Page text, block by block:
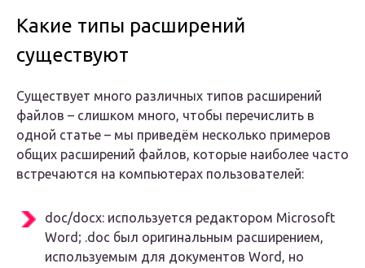
Какие типы расширений
существуют
Существует много различных типов расширений
файлов – слишком много, чтобы перечислить в
одной статье – мы приведём несколько примеров
общих расширений файлов, которые наиболее часто
встречаются на компьютерах пользователей:
doc/docx: используется редактором Microsoft
Word; .doc был оригинальным расширением,
используемым для документов Word, но